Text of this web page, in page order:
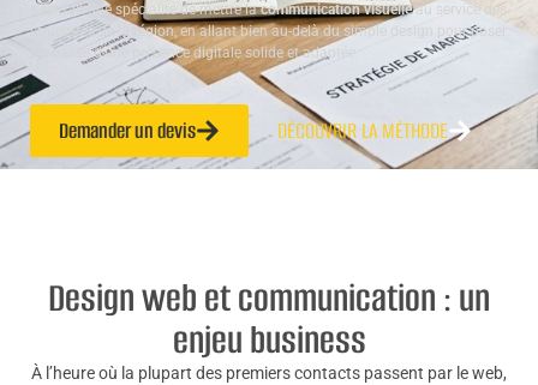
s’est fait une spécialité de mettre lacommunication visuelleau service des
structures de la région, en allant bien au-delà du simple design pour poser
les bases d’une présence digitale solide et adaptée.
Demander un devis DÉCOUVRIR LA MÉTHODE
Design web et communication : un
enjeu business
À l’heure où la plupart des premiers contacts passent par le web,